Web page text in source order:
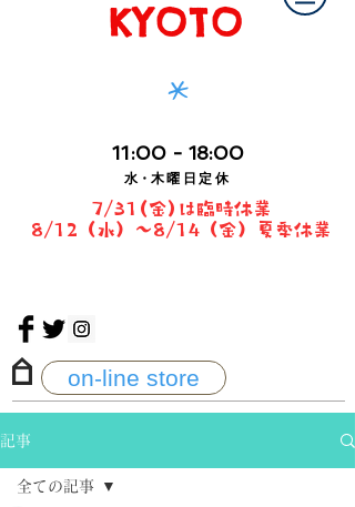
KYOTO
*
11 :00 - 18:00
水・ 木曜日定休
7/31(金)は臨時休業
8/12（水）〜8/14（金）夏季休業
on-line store
記事
全ての記事